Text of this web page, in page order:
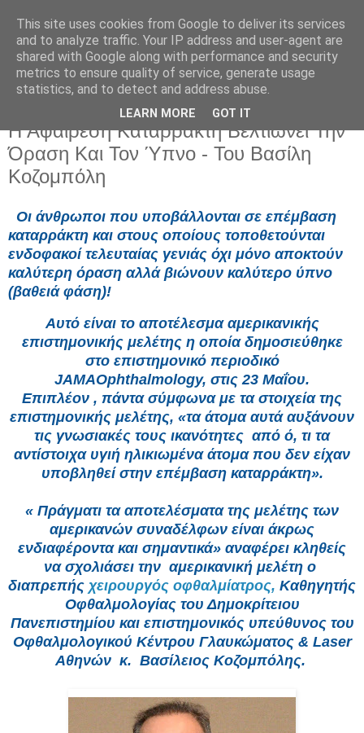
Κυριακή 23 Μαρτίου 2025
Η Αφαίρεση Καταρράκτη Βελτιώνει Την
Όραση Και Τον Ύπνο - Του Βασίλη
Κοζομπόλη
Οι άνθρωποι που υποβάλλονται σε επέμβαση
καταρράκτη και στους οποίους τοποθετούνται
ενδοφακοί τελευταίας γενιάς όχι μόνο αποκτούν
καλύτερη όραση αλλά βιώνουν καλύτερο ύπνο
(βαθειά φάση)!
Αυτό είναι το αποτέλεσμα αμερικανικής
επιστημονικής μελέτης η οποία δημοσιεύθηκε
στο επιστημονικό περιοδικό
JAMAOphthalmology, στις 23 Μαΐου.
Επιπλέον , πάντα σύμφωνα με τα στοιχεία της
επιστημονικής μελέτης, «τα άτομα αυτά αυξάνουν
τις γνωσιακές τους ικανότητες από ό, τι τα
αντίστοιχα υγιή ηλικιωμένα άτομα που δεν είχαν
υποβληθεί στην επέμβαση καταρράκτη».
« Πράγματι τα αποτελέσματα της μελέτης των
αμερικανών συναδέλφων είναι άκρως
ενδιαφέροντα και σημαντικά» αναφέρει κληθείς
να σχολιάσει την αμερικανική μελέτη ο
διαπρεπής χειρουργός οφθαλμίατρος, Καθηγητής
Οφθαλμολογίας του Δημοκρίτειου
Πανεπιστημίου και επιστημονικός υπεύθυνος του
Οφθαλμολογικού Κέντρου Γλαυκώματος & Laser
Αθηνώνκ. Βασίλειος Κοζομπόλης.
This site uses cookies from Google to deliver its services
and to analyze traffic. Your IP address and user-agent are
shared with Google along with performance and security
metrics to ensure quality of service, generate usage
statistics, and to detect and address abuse.
LEARN MORE GOT IT